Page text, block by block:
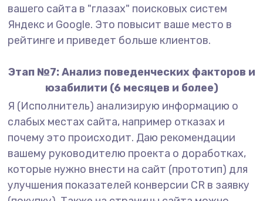
вашего сайта в "глазах" поисковых систем
Яндекс и Google. Это повысит ваше место в
рейтинге и приведет больше клиентов.
Этап №7: Анализ поведенческих факторов и
юзабилити (6 месяцев и более)
Я (Исполнитель) анализирую информацию о
слабых местах сайта, например отказах и
почему это происходит. Даю рекомендации
вашему руководителю проекта о доработках,
которые нужно внести на сайт (прототип) для
улучшения показателей конверсии CR в заявку